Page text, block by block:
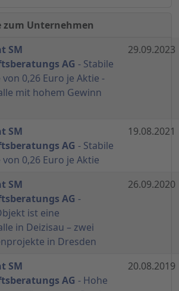
zum Unternehmen
SM
AG - Stabile
0,26 Euro je Aktie -
mit hohem Gewinn
29.09.2023
SM
AG - Stabile
0,26 Euro je Aktie
19.08.2021
SM
AG -
ist eine
in Deizisau – zwei
in Dresden
26.09.2020
SM
AG - Hohe
20.08.2019